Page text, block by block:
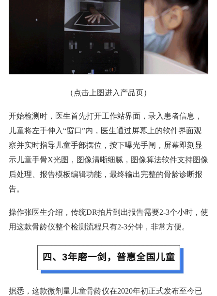
（点击上图进入产品页）
开始检测时，医生首先打开工作站界面，录入患者信息，
儿童将左手伸入“窗口”内，医生通过屏幕上的软件界面观
察并实时指导儿童手部摆位，按下曝光手闸，屏幕即刻显
示儿童手骨X光图，图像清晰细腻，图像算法软件支持图像
后处理、报告模板编辑功能，最终输出完整的骨龄诊断报
告。
操作张医生介绍，传统DR拍片到出报告需要2-3个小时，使
用这款骨龄仪整个检测流程只有2-3分钟，非常方便。
据悉，这款微剂量儿童骨龄仪在2020年初正式发布至今已